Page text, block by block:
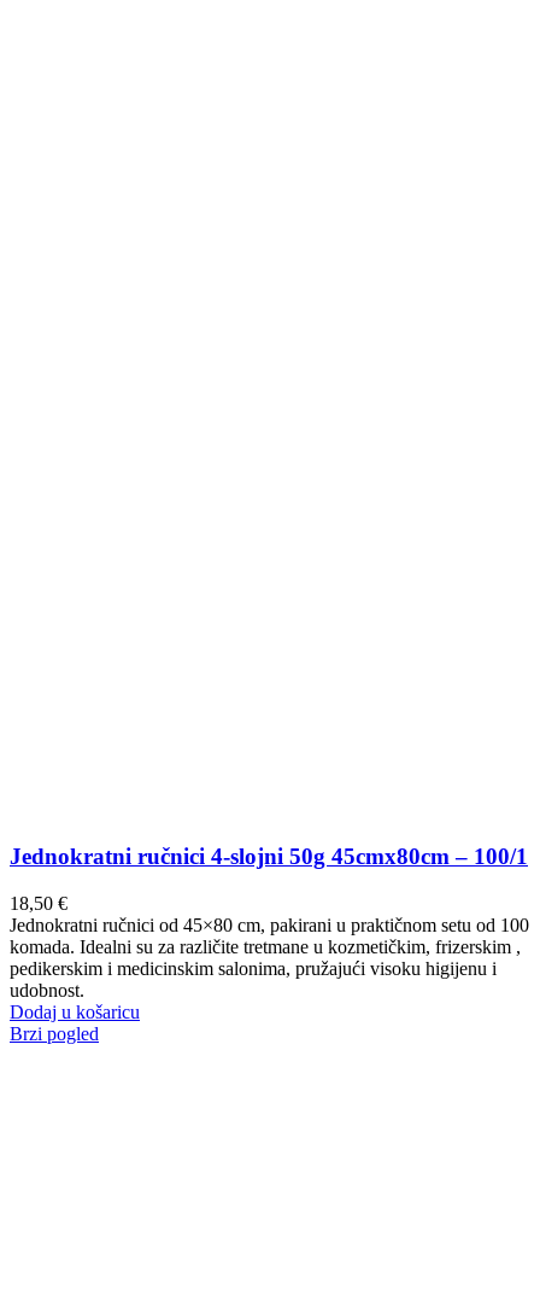
Jednokratni ručnici 4-slojni 50g 45cmx80cm – 100/1
18,50 €
Jednokratni ručnici od 45×80 cm, pakirani u praktičnom setu od 100
komada. Idealni su za različite tretmane u kozmetičkim, frizerskim ,
pedikerskim i medicinskim salonima, pružajući visoku higijenu i
udobnost.
Dodaj u košaricu
Brzi pogled